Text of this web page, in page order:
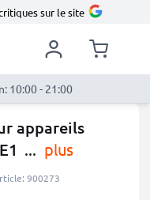
sur le site
10:00 - 21:00
appareils
... plus
900273